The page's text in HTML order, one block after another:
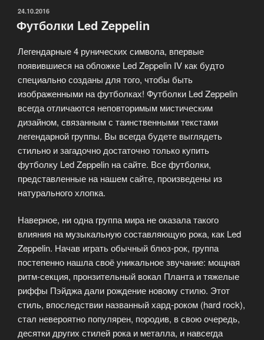
ОПУБЛИКОВАНО
24.10.2016
Футболки Led Zeppelin
Легендарные 4 рунических символа, впервые
появившиеся на обложке Led Zeppelin IV как будто
специально созданы для того, чтобы быть
изображенными на футболках! Футболки Led Zeppelin
всегда отличаются неповторимым мистическим
дизайном, связанным с таинственными текстами
легендарной группы. Вы всегда будете выглядеть
стильно и загадочно достаточно только купить
футболку Led Zeppelin на сайте. Все футболки,
представленные на нашем сайте, произведены из
натурального хлопка.
Наверное, ни одна группа мира не оказала такого
влияния на музыкальную составляющую рока, как Led
Zeppelin. Начав играть обычный блюз-рок, группа
постепенно нашла своё уникальное звучание: мощная
ритм-секция, пронзительный вокал Планта и тяжелые
риффы Пэйджа дали рождение новому стилю. Этот
стиль, впоследствии названный хард-роком (hard rock),
стал невероятно популярен, породив, в свою очередь,
десятки других стилей рока и металла, и навсегда